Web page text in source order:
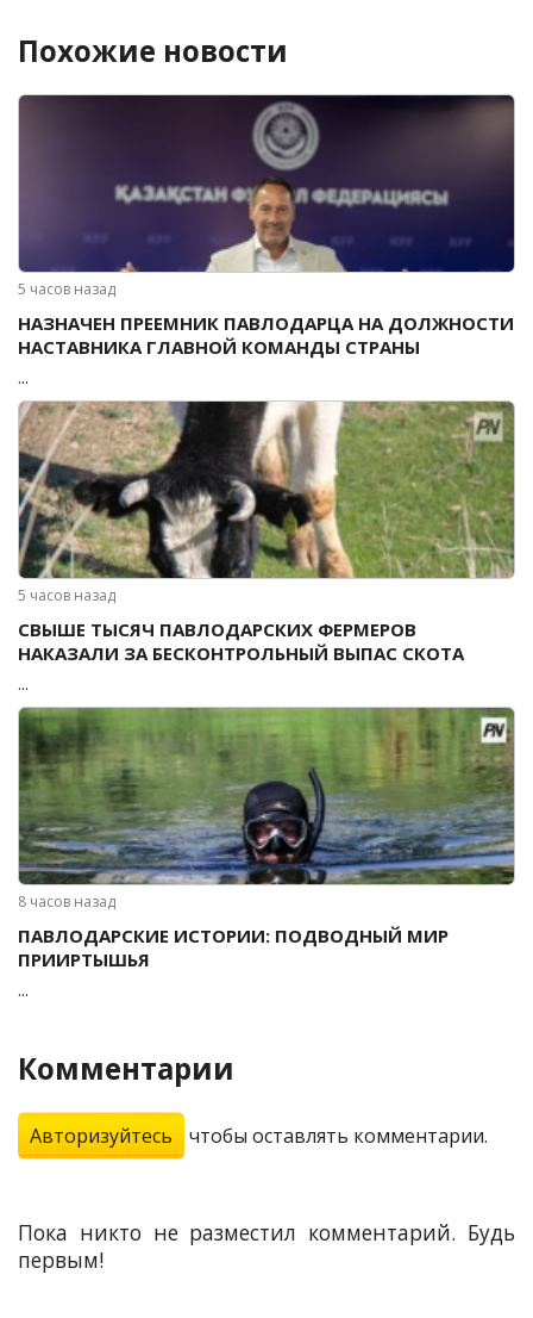
Похожие новости
5 часов назад
НАЗНАЧЕН ПРЕЕМНИК ПАВЛОДАРЦА НА ДОЛЖНОСТИ
НАСТАВНИКА ГЛАВНОЙ КОМАНДЫ СТРАНЫ
...
5 часов назад
СВЫШЕ ТЫСЯЧ ПАВЛОДАРСКИХ ФЕРМЕРОВ
НАКАЗАЛИ ЗА БЕСКОНТРОЛЬНЫЙ ВЫПАС СКОТА
...
8 часов назад
ПАВЛОДАРСКИЕ ИСТОРИИ: ПОДВОДНЫЙ МИР
ПРИИРТЫШЬЯ
...
Комментарии
Авторизуйтесь чтобы оставлять комментарии.
Пока никто не разместил комментарий. Будь
первым!